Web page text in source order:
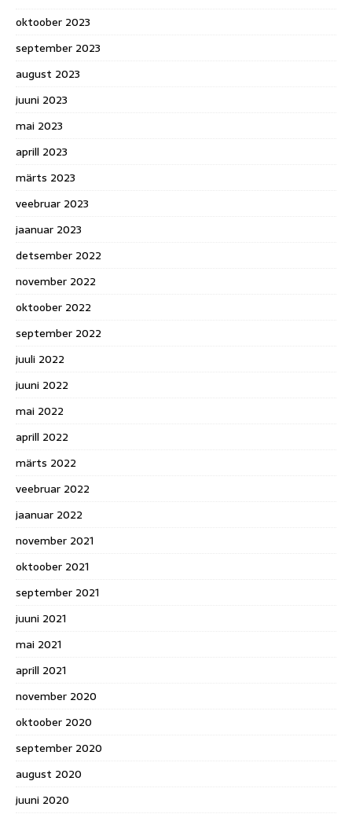
oktoober 2023
september 2023
august 2023
juuni 2023
mai 2023
aprill 2023
märts 2023
veebruar 2023
jaanuar 2023
detsember 2022
november 2022
oktoober 2022
september 2022
juuli 2022
juuni 2022
mai 2022
aprill 2022
märts 2022
veebruar 2022
jaanuar 2022
november 2021
oktoober 2021
september 2021
juuni 2021
mai 2021
aprill 2021
november 2020
oktoober 2020
september 2020
august 2020
juuni 2020